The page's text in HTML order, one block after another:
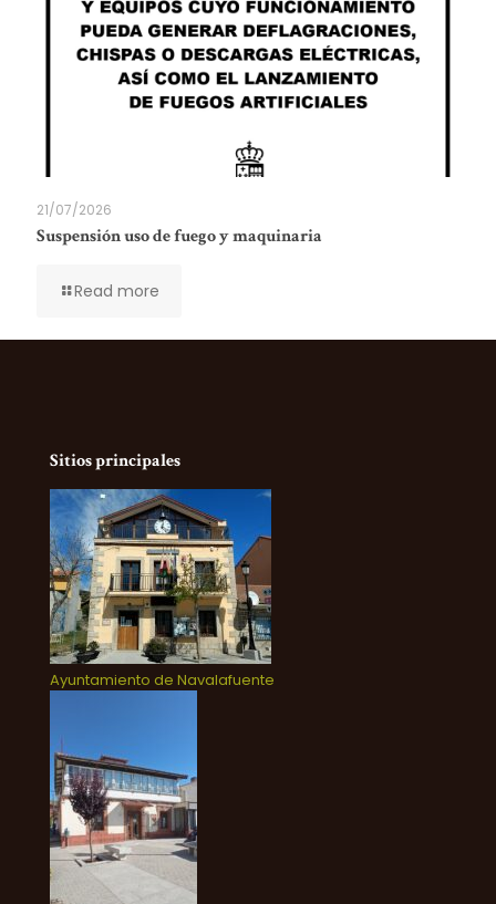
21/07/2026
Suspensión uso de fuego y maquinaria
Read more
Sitios principales
Ayuntamiento de Navalafuente